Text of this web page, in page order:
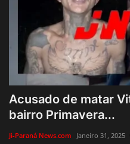
Acusado de matar
bairro Primavera...
Ji-Paraná News.com Janeiro 31, 2025